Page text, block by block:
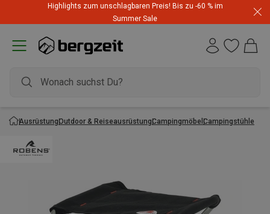
Highlights zum unschlagbaren Preis! Bis zu -60 % im
Summer Sale
AusrüstungOutdoor & ReiseausrüstungCampingmöbel Campingstühle